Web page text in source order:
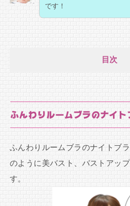
です！
目次
ふんわりルームブラのナイト
ふんわりルームブラのナイトブ
のように美バスト、バストアッ
す。